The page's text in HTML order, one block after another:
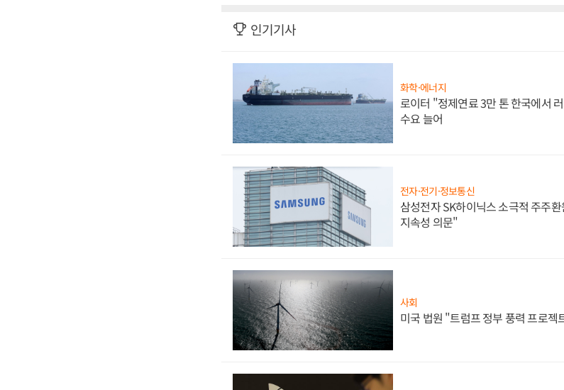
인기기사
화학·에너지
로이터 "정제연료 3만 톤 한국에서
수요 늘어
전자·전기·정보통신
삼성전자 SK하이닉스 소극적 주주
지속성 의문"
사회
미국 법원 "트럼프 정부 풍력 프로젝